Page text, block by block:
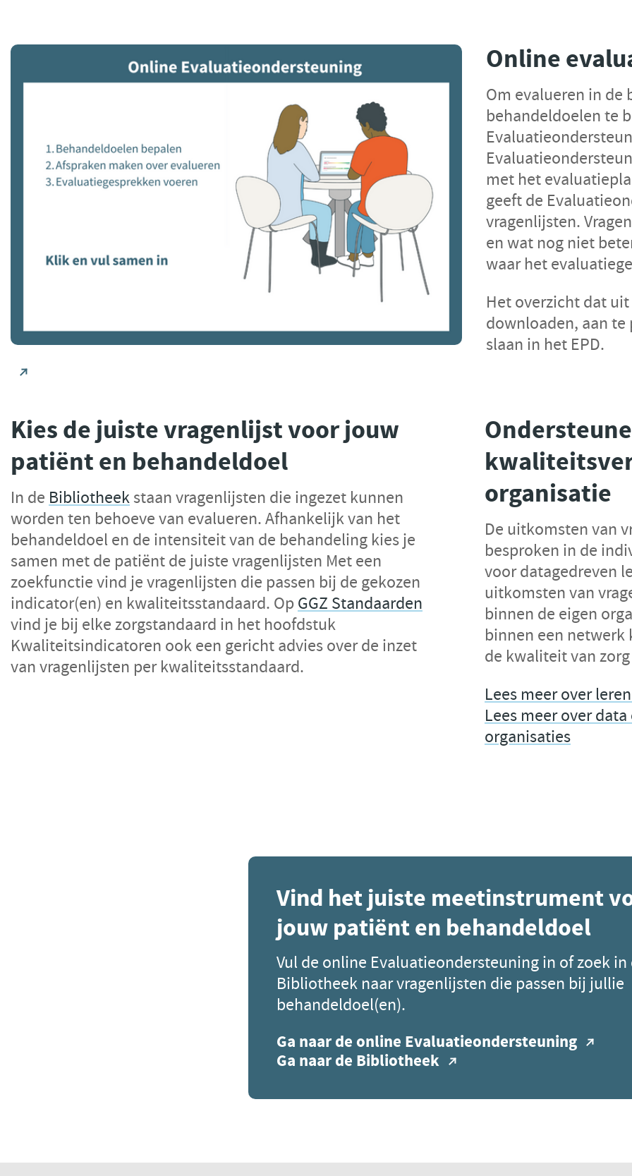
Online
Om evalueren in de
behandeldoelen te
met het
geeft de
vragenlijsten.
en wat nog niet
waar het
Het overzicht dat
downloaden, aan te
slaan in het EPD.
Kies de juiste vragenlijst voor jouw
patiënt en behandeldoel
In de Bibliotheekstaan vragenlijsten die ingezet kunnen
worden ten behoeve van evalueren. Afhankelijk van het
behandeldoel en de intensiteit van de behandeling kies je
samen met de patiënt de juiste vragenlijsten Met een
zoekfunctie vind je vragenlijsten die passen bij de gekozen
indicator(en) en kwaliteitsstandaard. Op GGZ Standaarden
vind je bij elke zorgstandaard in het hoofdstuk
Kwaliteitsindicatoren ook een gericht advies over de inzet
van vragenlijsten per kwaliteitsstandaard.
organisatie
De uitkomsten van
besproken in de
voor datagedreven
uitkomsten van
binnen de eigen
binnen een
de kwaliteit van
Lees meer over
Lees meer over
organisaties
Vind het juiste meetinstrument
jouw patiënt en behandeldoel
Vul de online Evaluatieondersteuning in of zoek in
Bibliotheek naar vragenlijsten die passen bij jullie
behandeldoel(en).
Ga naar de online Evaluatieondersteuning
Ga naar de Bibliotheek